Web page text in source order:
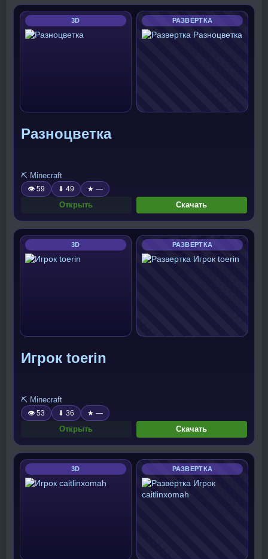
3D РАЗВЕРТКА
Разноцветка
⛏️ Minecraft
👁 59 ⬇ 49 ★ —
Открыть Скачать
3D РАЗВЕРТКА
Игрок toerin
⛏️ Minecraft
👁 53 ⬇ 36 ★ —
Открыть Скачать
3D РАЗВЕРТКА